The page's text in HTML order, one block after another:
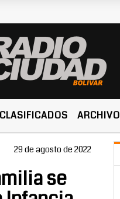
CLASIFICADOS ARCHIVO
29 de agosto de 2022
se